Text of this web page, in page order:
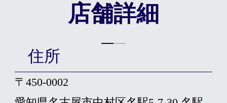
店舗詳細
住所
〒450-0002